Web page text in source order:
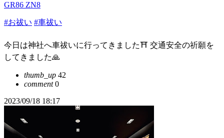
GR86 ZN8
#お祓い #車祓い
今日は神社へ車祓いに行ってきました⛩ 交通安全の祈願を
してきました🙏
thumb_up 42
comment0
2023/09/18 18:17